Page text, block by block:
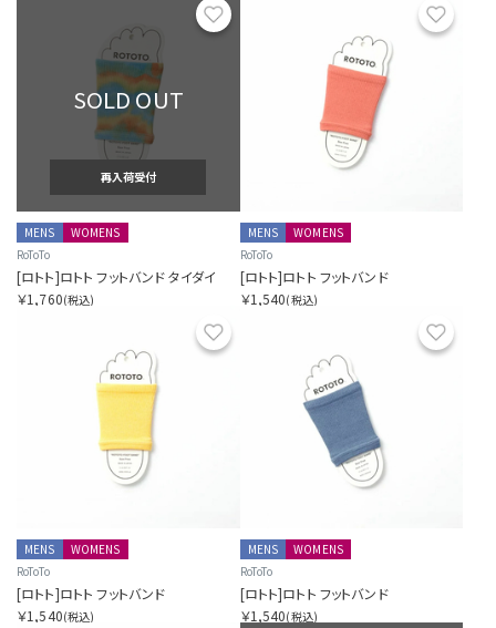
お気に入り
SOLD OUT
再入荷受付
MENS
WOMENS
RoToTo
[ロトト]ロトト フットバンド タイダイ
￥1,760(税込)
MENS
WOMENS
RoToTo
[ロトト]ロトト フットバンド
￥1,540(税込)
お気に入り
MENS
WOMENS
RoToTo
[ロトト]ロトト フットバンド
￥1,540(税込)
MENS
WOMENS
RoToTo
[ロトト]ロトト フットバンド
￥1,540(税込)